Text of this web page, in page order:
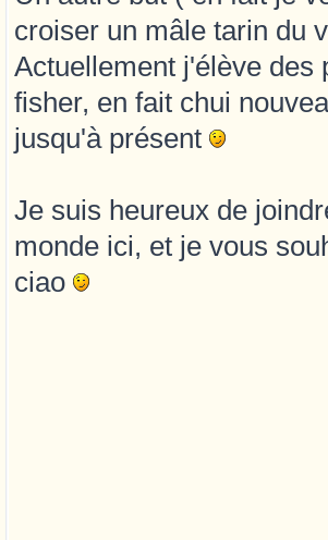
croiser un mâle tarin du
Actuellement j'élève des
fisher, en fait chui
jusqu'à présent
Je suis heureux de
monde ici, et je vous
ciao